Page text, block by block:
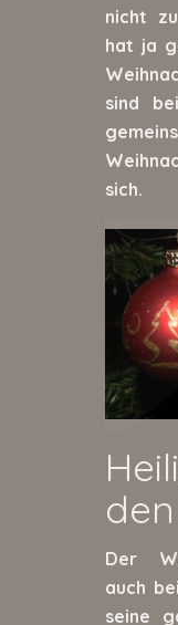
nicht
hat ja
sind
sich.
Der
auch
seine